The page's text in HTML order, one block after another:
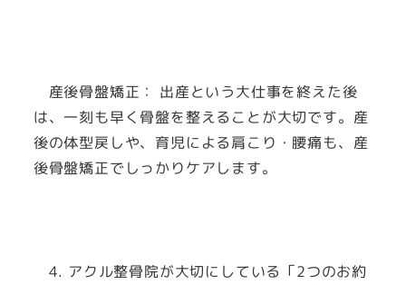
産後骨盤矯正： 出産という大仕事を終えた後
は、一刻も早く骨盤を整えることが大切です。産
後の体型戻しや、育児による肩こり・腰痛も、産
後骨盤矯正でしっかりケアします。
4. アクル整骨院が大切にしている「2つのお約